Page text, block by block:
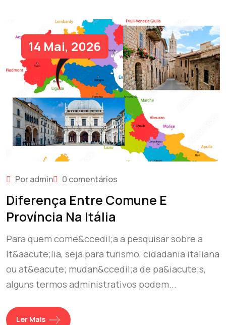
14 Mai, 2026
Por admin 0 comentários
Diferença Entre Comune E
Província Na Itália
Para quem come&ccedil;a a pesquisar sobre a
It&aacute;lia, seja para turismo, cidadania italiana
ou at&eacute; mudan&ccedil;a de pa&iacute;s,
alguns termos administrativos podem...
Ler Mais